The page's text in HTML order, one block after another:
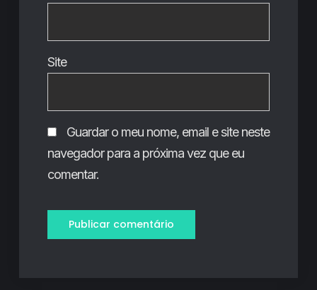
Site
Guardar o meu nome, email e site neste
navegador para a próxima vez que eu
comentar.